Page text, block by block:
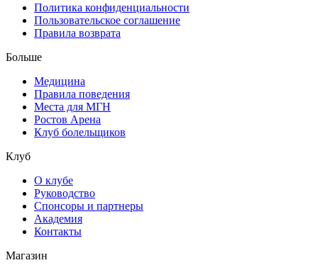
Политика конфиденциальности
Пользовательское соглашение
Правила возврата
Больше
Медицина
Правила поведения
Места для МГН
Ростов Арена
Клуб болельщиков
Клуб
О клубе
Руководство
Спонсоры и партнеры
Академия
Контакты
Магазин